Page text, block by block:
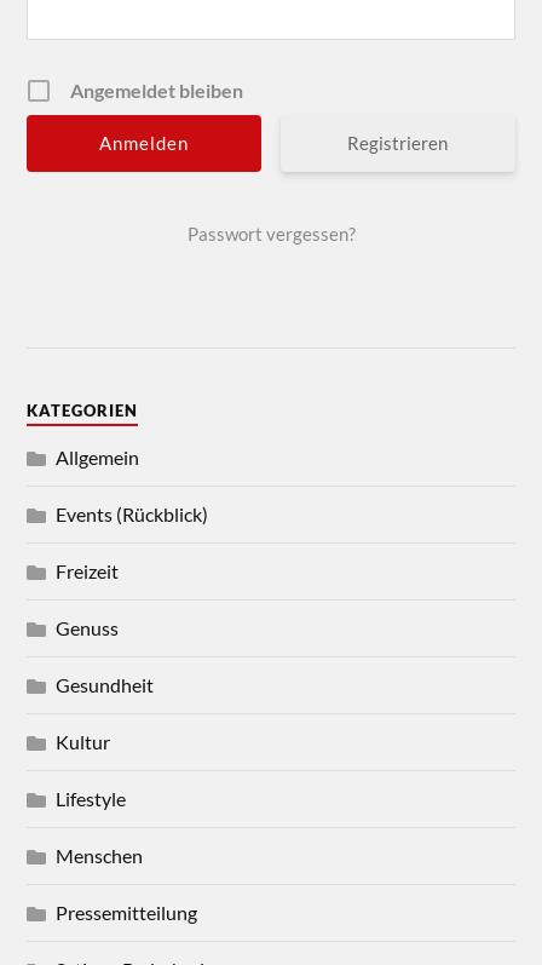
Angemeldet bleiben
Registrieren
Passwort vergessen?
KATEGORIEN
Allgemein
Events (Rückblick)
Freizeit
Genuss
Gesundheit
Kultur
Lifestyle
Menschen
Pressemitteilung